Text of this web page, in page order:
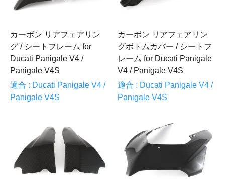
カーボン リアフェアリン
グ / シートフレーム for
Ducati Panigale V4 /
Panigale V4S
適合 : Ducati Panigale V4 /
Panigale V4S
カーボン リアフェアリン
グボトムカバー / シートフ
レーム for Ducati Panigale
V4 / Panigale V4S
適合 : Ducati Panigale V4 /
Panigale V4S